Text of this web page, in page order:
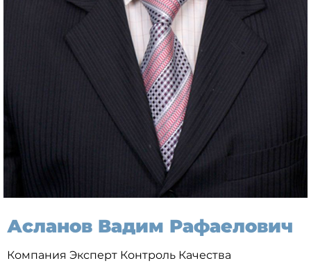
Асланов Вадим Рафаелович
Компания Эксперт Контроль Качества